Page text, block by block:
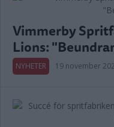
Vimmerby
Lions:
NYHETER 19 november